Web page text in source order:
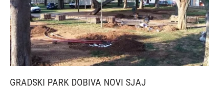
GRADSKI PARK DOBIVA NOVI SJAJ